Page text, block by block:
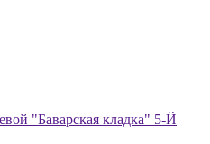
"Баварская кладка" 5-Й